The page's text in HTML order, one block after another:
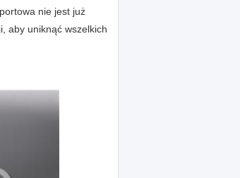
nie jest już
aby uniknąć wszelkich